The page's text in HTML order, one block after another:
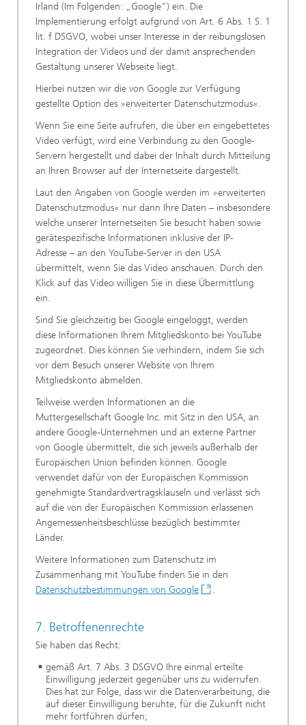
Irland (Im Folgenden: „Google“) ein. Die
Implementierung erfolgt aufgrund von Art. 6 Abs. 1 S. 1
lit. f DSGVO, wobei unser Interesse in der reibungslosen
Integration der Videos und der damit ansprechenden
Gestaltung unserer Webseite liegt.
Hierbei nutzen wir die von Google zur Verfügung
gestellte Option des »erweiterter Datenschutzmodus«.
Wenn Sie eine Seite aufrufen, die über ein eingebettetes
Video verfügt, wird eine Verbindung zu den Google-
Servern hergestellt und dabei der Inhalt durch Mitteilung
an Ihren Browser auf der Internetseite dargestellt.
Laut den Angaben von Google werden im »erweiterten
Datenschutzmodus« nur dann Ihre Daten – insbesondere
welche unserer Internetseiten Sie besucht haben sowie
gerätespezifische Informationen inklusive der IP-
Adresse – an den YouTube-Server in den USA
übermittelt, wenn Sie das Video anschauen. Durch den
Klick auf das Video willigen Sie in diese Übermittlung
ein.
Sind Sie gleichzeitig bei Google eingeloggt, werden
diese Informationen Ihrem Mitgliedskonto bei YouTube
zugeordnet. Dies können Sie verhindern, indem Sie sich
vor dem Besuch unserer Website von Ihrem
Mitgliedskonto abmelden.
Teilweise werden Informationen an die
Muttergesellschaft Google Inc. mit Sitz in den USA, an
andere Google-Unternehmen und an externe Partner
von Google übermittelt, die sich jeweils außerhalb der
Europäischen Union befinden können. Google
verwendet dafür von der Europäischen Kommission
genehmigte Standardvertragsklauseln und verlässt sich
auf die von der Europäischen Kommission erlassenen
Angemessenheitsbeschlüsse bezüglich bestimmter
Länder.
Weitere Informationen zum Datenschutz im
Zusammenhang mit YouTube finden Sie in den
Datenschutzbestimmungen von Google
.
7. Betroffenenrechte
Sie haben das Recht:
gemäß Art. 7 Abs. 3 DSGVO Ihre einmal erteilte
Einwilligung jederzeit gegenüber uns zu widerrufen.
Dies hat zur Folge, dass wir die Datenverarbeitung, die
auf dieser Einwilligung beruhte, für die Zukunft nicht
mehr fortführen dürfen;